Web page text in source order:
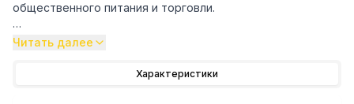
общественного питания и торговли.
Особенности:
– Материал корпуса: нержавеющая сталь AISI430
Читать далее
Характеристики